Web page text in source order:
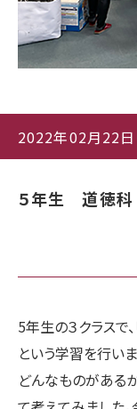
2022年02月22日
５年生 道徳
5年生の３クラスで
という学習を行い
どんなものがある